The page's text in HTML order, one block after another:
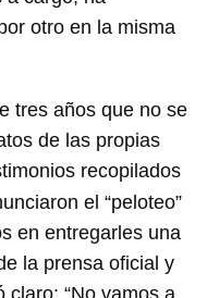
otro en la misma
tres años que no se
de las propias
recopilados
el “peloteo”
en entregarles una
la prensa oficial y